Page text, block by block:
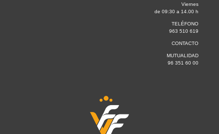
Viernes
de 09:30 a 14.00 h
TELÉFONO
963 510 619
CONTACTO
MUTUALIDAD
96 351 60 00